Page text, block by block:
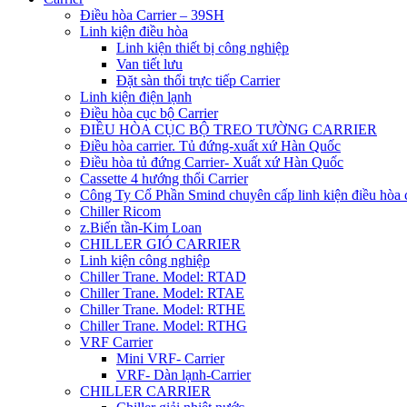
Điều hòa Carrier – 39SH
Linh kiện điều hòa
Linh kiện thiết bị công nghiệp
Van tiết lưu
Đặt sàn thổi trực tiếp Carrier
Linh kiện điện lạnh
Điều hòa cục bộ Carrier
ĐIỀU HÒA CỤC BỘ TREO TƯỜNG CARRIER
Điều hòa carrier. Tủ đứng-xuất xứ Hàn Quốc
Điều hòa tủ đứng Carrier- Xuất xứ Hàn Quốc
Cassette 4 hướng thổi Carrier
Công Ty Cổ Phần Smind chuyên cấp linh kiện điều hòa
Chiller Ricom
z.Biến tần-Kim Loan
CHILLER GIÓ CARRIER
Linh kiện công nghiệp
Chiller Trane. Model: RTAD
Chiller Trane. Model: RTAE
Chiller Trane. Model: RTHE
Chiller Trane. Model: RTHG
VRF Carrier
Mini VRF- Carrier
VRF- Dàn lạnh-Carrier
CHILLER CARRIER